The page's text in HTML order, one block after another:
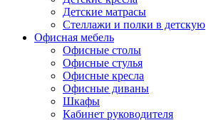
Детские матрасы
Стеллажи и полки в детскую
Офисная мебель
Офисные столы
Офисные стулья
Офисные кресла
Офисные диваны
Шкафы
Кабинет руководителя